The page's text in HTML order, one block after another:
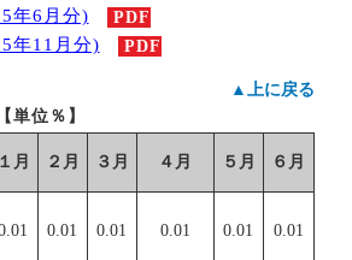
年6月分) PDF
年11月分) PDF
▲上に戻る
位％】
１月 ２月 ３月 ４月 ５月 ６月
0.01 0.01 0.01 0.01
0.01